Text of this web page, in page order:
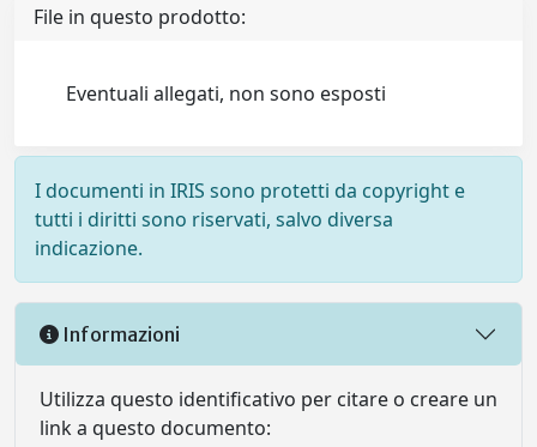
File in questo prodotto:
Eventuali allegati, non sono esposti
I documenti in IRIS sono protetti da copyright e
tutti i diritti sono riservati, salvo diversa
indicazione.
Informazioni
Utilizza questo identificativo per citare o creare un
link a questo documento: